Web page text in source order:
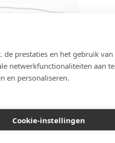
de prestaties en het gebruik van
netwerkfunctionaliteiten aan te
en personaliseren.
Cookie-instellingen